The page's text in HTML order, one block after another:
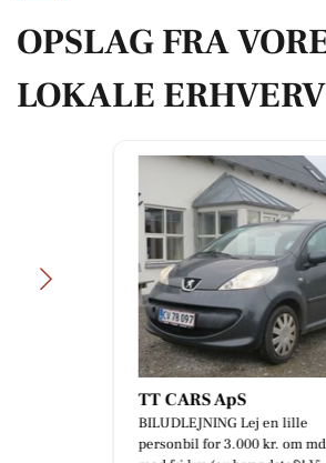
OPSLAG FRA
LOKALE ERHVERV
TT CARS ApS
BILUDLEJNING Lej en lille
personbil for 3.000 kr. om